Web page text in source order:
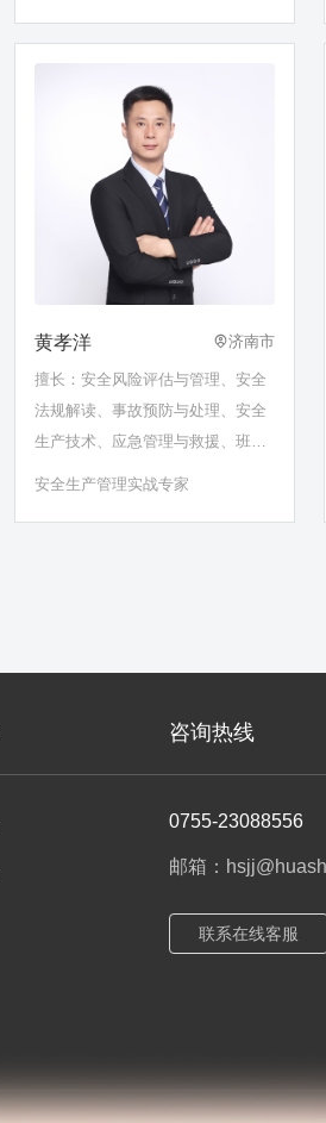
健康环保（EHS）体系建设、双重
黄孝洋 济南市
擅长：安全风险评估与管理、安全
法规解读、事故预防与处理、安全
生产技术、应急管理与救援、班组
长安全能力提升……
安全生产管理实战专家
咨询热线
0755-23088556
邮箱：
联系在线客服